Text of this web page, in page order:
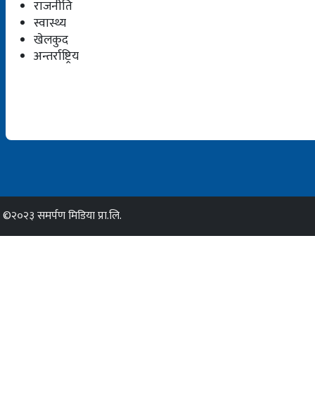
राजनीति
स्वास्थ्य
खेलकुद
अन्तर्राष्ट्रिय
©२०२३ समर्पण मिडिया प्रा.लि.